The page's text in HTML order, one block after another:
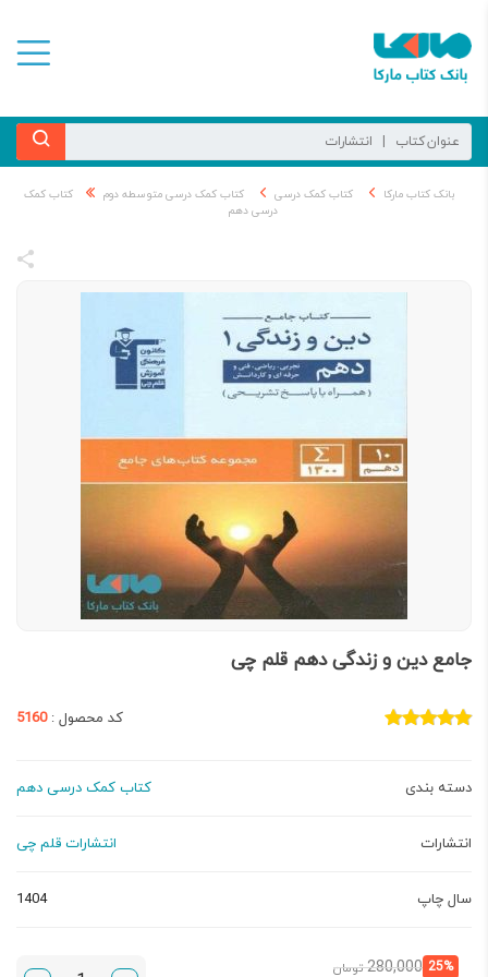
بانک کتاب مارکا کتاب کمک درسی کتاب کمک درسی متوسطه دوم
کتاب کمک
درسی دهم
جامع دین و زندگی دهم قلم چی
کد محصول :5160
دسته بندی کتاب کمک درسی دهم
انتشارات انتشارات قلم چی
سال چاپ 1404
25%
280,000 تومانقیمت
قیمت